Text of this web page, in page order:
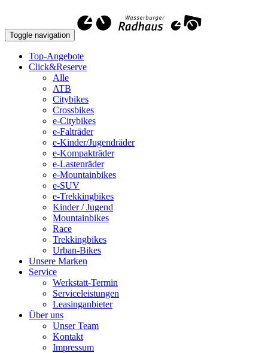
Toggle navigation
Top-Angebote
Click&Reserve
Alle
ATB
Citybikes
Crossbikes
e-Citybikes
e-Falträder
e-Kinder/Jugendräder
e-Kompakträder
e-Lastenräder
e-Mountainbikes
e-SUV
e-Trekkingbikes
Kinder / Jugend
Mountainbikes
Race
Trekkingbikes
Urban-Bikes
Unsere Marken
Service
Werkstatt-Termin
Serviceleistungen
Leasinganbieter
Über uns
Unser Team
Kontakt
Impressum